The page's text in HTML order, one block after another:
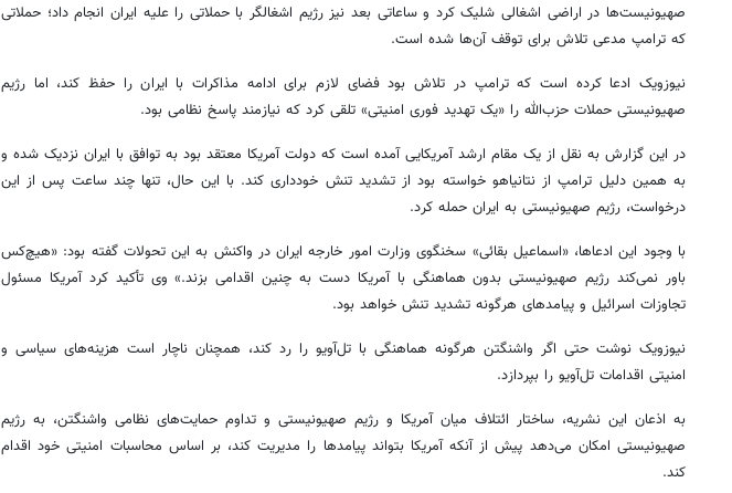
صهیونیست‌ها در اراضی اشغالی شلیک کرد و ساعاتی بعد نیز رژیم اشغالگر با حملاتی را علیه ایران انجام داد؛ حملاتی
که ترامپ مدعی تلاش برای توقف آن‌ها شده است.
نیوزویک ادعا کرده است که ترامپ در تلاش بود فضای لازم برای ادامه مذاکرات با ایران را حفظ کند، اما رژیم
صهیونیستی حملات حزب‌الله را «یک تهدید فوری امنیتی» تلقی کرد که نیازمند پاسخ نظامی بود.
در این گزارش به نقل از یک مقام ارشد آمریکایی آمده است که دولت آمریکا معتقد بود به توافق با ایران نزدیک شده و
به همین دلیل ترامپ از نتانیاهو خواسته بود از تشدید تنش خودداری کند. با این حال، تنها چند ساعت پس از این
درخواست، رژیم صهیونیستی به ایران حمله کرد.
با وجود این ادعاها، «اسماعیل بقائی» سخنگوی وزارت امور خارجه ایران در واکنش به این تحولات گفته بود: «هیچ‌کس
باور نمی‌کند رژیم صهیونیستی بدون هماهنگی با آمریکا دست به چنین اقدامی بزند.» وی تأکید کرد آمریکا مسئول
تجاوزات اسرائیل و پیامدهای هرگونه تشدید تنش خواهد بود.
نیوزویک نوشت حتی اگر واشنگتن هرگونه هماهنگی با تل‌آویو را رد کند، همچنان ناچار است هزینه‌های سیاسی و
امنیتی اقدامات تل‌آویو را بپردازد.
به اذعان این نشریه، ساختار ائتلاف میان آمریکا و رژیم صهیونیستی و تداوم حمایت‌های نظامی واشنگتن، به رژیم
صهیونیستی امکان می‌دهد پیش از آنکه آمریکا بتواند پیامدها را مدیریت کند، بر اساس محاسبات امنیتی خود اقدام
کند.